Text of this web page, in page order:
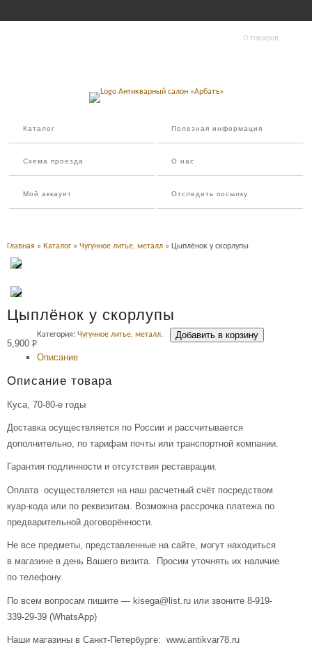
0 товаров
Каталог Полезная информация
Схема проезда О нас
Мой аккаунт Отследить посылку
Главная » Каталог » Чугунное литье, металл » Цыплёнок у скорлупы
Цыплёнок у скорлупы
5,900 Р
УБ.
Добавить в корзину
Категория: Чугунное литье, металл.
Описание
Описание товара
Куса, 70-80-е годы
Доставка осуществляется по России и рассчитывается
дополнительно, по тарифам почты или транспортной компании.
Гарантия подлинности и отсутствия реставрации.
Оплата осуществляется на наш расчетный счёт посредством
куар-кода или по реквизитам. Возможна рассрочка платежа по
предварительной договорённости.
Не все предметы, представленные на сайте, могут находиться
в магазине в день Вашего визита. Просим уточнять их наличие
по телефону.
По всем вопросам пишите — kisega@list.ru или звоните 8-919-
339-29-39 (WhatsApp)
Наши магазины в Санкт-Петербурге: www.antikvar78.ru